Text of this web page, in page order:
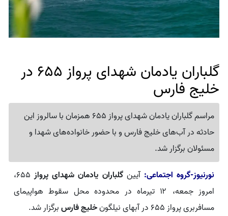
گلباران یادمان شهدای پرواز 655 در
خلیج فارس
مراسم گلباران یادمان شهدای پرواز 655 همزمان با سالروز این
حادثه در آب‌های خلیج فارس و با حضور خانواده‌های شهدا و
مسئولان برگزار شد.
نورنیوز-گروه اجتماعی: آیینگلباران یادمان شهدای پرواز
۶۵۵،
امروز جمعه، ۱۲ تیرماه در محدوده محل سقوط هواپیمای
مسافربری پرواز ۶۵۵ در آبهای نیلگون
خلیج فارسبرگزار شد.